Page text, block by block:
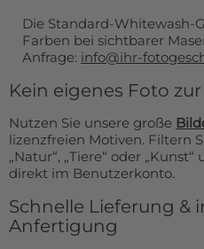
Die Standard-Whitewash-
Farben bei sichtbarer
Anfrage: info@ihr-
Kein eigenes Foto
Nutzen Sie unsere große
lizenzfreien Motiven. Filtern
„Natur“, „Tiere“ oder
direkt im Benutzerkonto.
Schnelle Lieferung &
Anfertigung